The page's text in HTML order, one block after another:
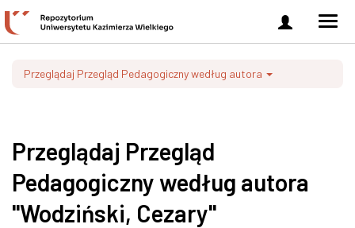
Zaloguj
się
Przeglądaj Przegląd Pedagogiczny według autora
Przeglądaj Przegląd
Pedagogiczny według autora
"Wodziński, Cezary"